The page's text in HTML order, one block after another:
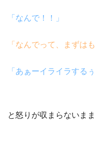
「なんで！！」
「なんでって、まずは
「あぁーイライラするぅ
と怒りが収まらないま